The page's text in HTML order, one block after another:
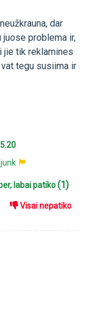
dar
juose problema ir,
jie tik reklamines
tegu susiima ir
labai patiko(1)
Visai nepatiko